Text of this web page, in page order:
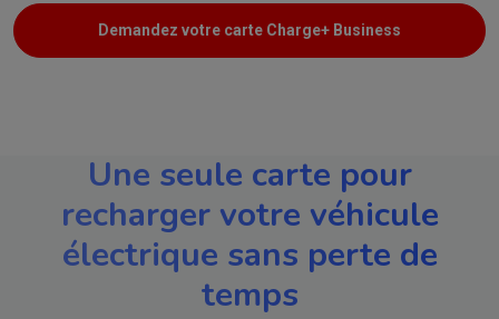
Demandez votre carte Charge+ Business
Une seule carte pour
recharger votre véhicule
électrique sans perte de
temps